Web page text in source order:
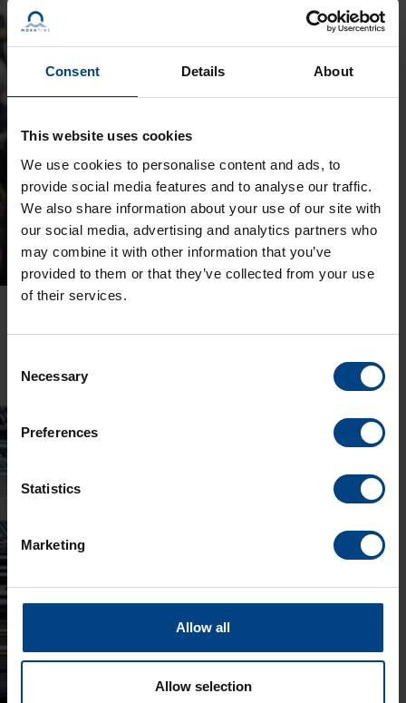
Consent Details About
This website uses cookies
We use cookies to personalise content and ads, to
provide social media features and to analyse our traffic.
We also share information about your use of our site with
our social media, advertising and analytics partners who
may combine it with other information that you’ve
provided to them or that they’ve collected from your use
of their services.
Selection
Necessary
Preferences
Statistics
Marketing
Allow all
Allow selection